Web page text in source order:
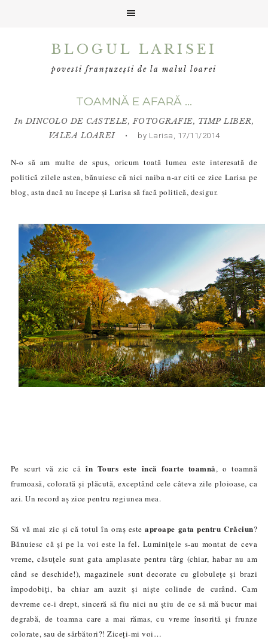
BLOGUL LARISEI
povesti franțuzești de la malul loarei
TOAMNĂ E AFARĂ …
InDINCOLO DE CASTELE,FOTOGRAFIE, TIMP LIBER,
VALEA LOAREI• by Larisa, 17/11/2014
N-o să am multe de spus, oricum toată lumea este interesată de
politicăzilele astea, bănuiesc că nici naiba n-ar citi ce zice Larisa pe
blog, asta dacă nu începe și Larisa să facă politică, desigur.
Pe scurt vă zic căîn Tours este încă foarte toamnă, o toamnă
frumoasă, colorată și plăcută, exceptând cele câteva zile ploioase, ca
azi. Un record aș zice pentru regiunea mea.
Să vă mai zic și că totul în oraș esteaproape gata pentru Crăciun?
Bănuiesc că și pe la voi este la fel. Luminițele s-au montat de ceva
vreme, căsuțele sunt gata amplasate pentru târg (chiar, habar nu am
când se deschide!), magazinele sunt decorate cu globulețe și brazi
împodobiți, ba chiar am auzit și niște colinde de curând. Cam
devreme ce-i drept, sinceră să fiu nici nu știu de ce să mă bucur mai
degrabă, de toamna care a mai rămas, cu vreme însorită și frunze
colorate, sau de sărbători?! Ziceți-mi voi…